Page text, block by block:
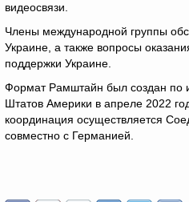
видеосвязи.
Члены международной группы
Украине, а также вопросы
поддержки Украине.
Формат Рамштайн был создан по
Штатов Америки в апреле 2022
координация осуществляется
совместно с Германией.